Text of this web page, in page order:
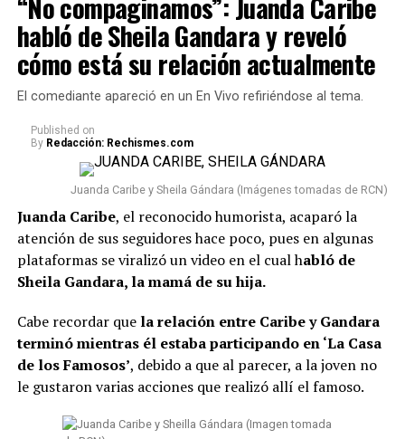
habló de Sheila Gandara y reveló
cómo está su relación actualmente
El comediante apareció en un En Vivo refiriéndose al tema.
Published on
By Redacción: Rechismes.com
Juanda Caribe y Sheila Gándara (Imágenes tomadas de RCN)
Juanda Caribe, el reconocido humorista, acaparó la
atención de sus seguidores hace poco, pues en algunas
plataformas se viralizó un video en el cual habló de
Sheila Gandara, la mamá de su hija.
Cabe recordar que la relación entre Caribe y Gandara
terminó mientras él estaba participando en ‘La Casa
de los Famosos’, debido a que al parecer, a la joven no
le gustaron varias acciones que realizó allí el famoso.